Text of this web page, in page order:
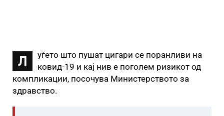
Л
уѓето што пушат цигари се поранливи на
ковид-19 и кај нив е поголем ризикот од
компликации, посочува Министерството за
здравство.